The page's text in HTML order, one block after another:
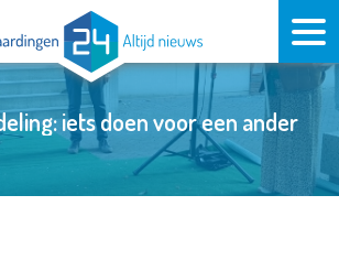
iets doen voor een ander